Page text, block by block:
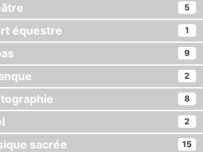
5
équestre 1
9
2
8
2
sacrée 15